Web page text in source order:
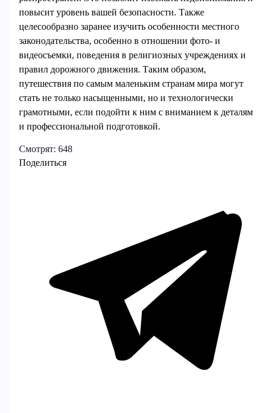
повысит уровень вашей безопасности. Также
целесообразно заранее изучить особенности местного
законодательства, особенно в отношении фото- и
видеосъемки, поведения в религиозных учреждениях и
правил дорожного движения. Таким образом,
путешествия по самым маленьким странам мира могут
стать не только насыщенными, но и технологически
грамотными, если подойти к ним с вниманием к деталям
и профессиональной подготовкой.
Смотрят: 648
Поделиться